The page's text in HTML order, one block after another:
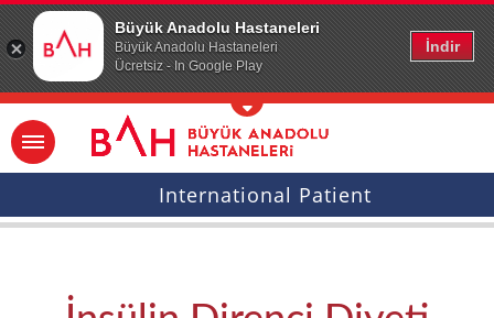
Büyük Anadolu Hastaneleri
Büyük Anadolu Hastaneleri
Ücretsiz - In Google Play
İndir
Ana icerige atla
International Patient